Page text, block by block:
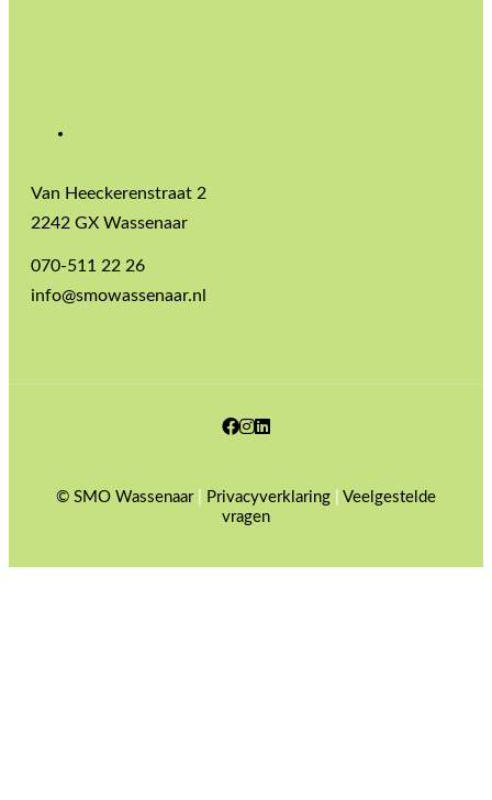
Van Heeckerenstraat 2
2242 GX Wassenaar
070-511 22 26
info@smowassenaar.nl
Facebook
Instagram
© SMO Wassenaar| Privacyverklaring
Veelgestelde
vragen